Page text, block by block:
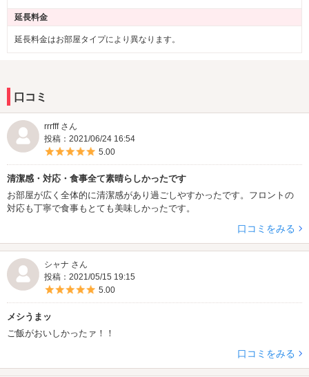
延長料金
延長料金はお部屋タイプにより異なります。
口コミ
rrrfff さん
投稿：2021/06/24 16:54
5つ星のうち5
5.00
清潔感・対応・食事全て素晴らしかったです
お部屋が広く全体的に清潔感があり過ごしやすかったです。フロントの
対応も丁寧で食事もとても美味しかったです。
口コミをみる
シャナ さん
投稿：2021/05/15 19:15
5つ星のうち5
5.00
メシうまッ
ご飯がおいしかったァ！！
口コミをみる